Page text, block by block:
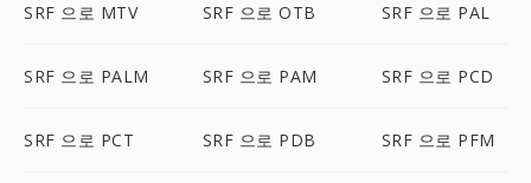
SRF 으로 MTV SRF 으로 OTB SRF 으로 PAL
SRF 으로 PALM SRF 으로 PAM SRF 으로 PCD
SRF 으로 PCT SRF 으로 PDB SRF 으로 PFM